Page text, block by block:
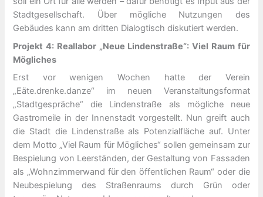
Stadtgesellschaft. Über mögliche Nutzungen des
Gebäudes kann am dritten Dialogtisch diskutiert werden.
Projekt 4: Reallabor „Neue Lindenstraße“: Viel Raum für
Mögliches
Erst vor wenigen Wochen hatte der Verein
„Eäte.drenke.danze“ im neuen Veranstaltungsformat
„Stadtgespräche“ die Lindenstraße als mögliche neue
Gastromeile in der Innenstadt vorgestellt. Nun greift auch
die Stadt die Lindenstraße als Potenzialfläche auf. Unter
dem Motto „Viel Raum für Mögliches“ sollen gemeinsam zur
Bespielung von Leerständen, der Gestaltung von Fassaden
als „Wohnzimmerwand für den öffentlichen Raum“ oder die
Neubespielung des Straßenraums durch Grün oder